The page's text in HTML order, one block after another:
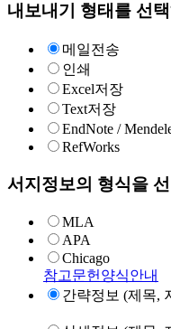
내보내기 형태를 선
메일전송
인쇄
Excel저장
Text저장
EndNote /
RefWorks
서지정보의 형식을
MLA
APA
Chicago
참고문헌양식안내
간략정보 (제목,